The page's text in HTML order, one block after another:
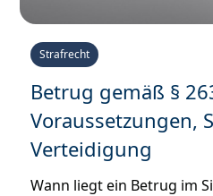
Strafrecht
Betrug gemäß §
Voraussetzungen,
Verteidigung
Wann liegt ein Betrug im